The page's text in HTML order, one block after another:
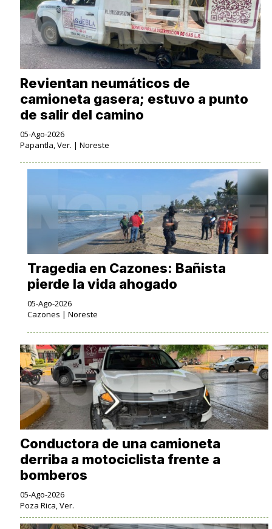
Revientan neumáticos de
camioneta gasera; estuvo a punto
de salir del camino
05-Ago-2026
Papantla, Ver. | Noreste
Tragedia en Cazones: Bañista
pierde la vida ahogado
05-Ago-2026
Cazones | Noreste
Conductora de una camioneta
derriba a motociclista frente a
bomberos
05-Ago-2026
Poza Rica, Ver.